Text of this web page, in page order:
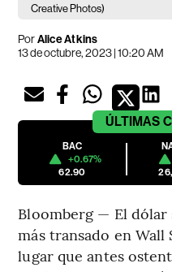
Creative Photos)
PorAlice Atkins
13 de octubre, 2023 | 10:20 AM
ÚLTIMAS
BAC
+0.67%
62.90
Bloomberg — El
más transado en
lugar que antes